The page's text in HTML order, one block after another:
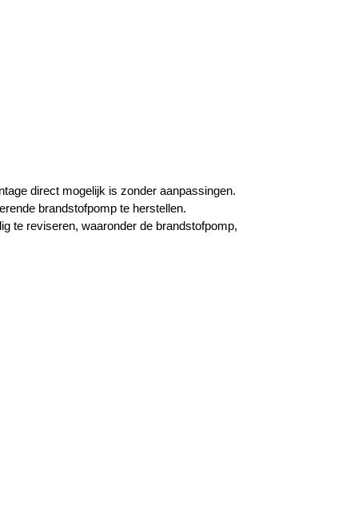
direct mogelijk is zonder aanpassingen.
brandstofpomp te herstellen.
te reviseren, waaronder de brandstofpomp,